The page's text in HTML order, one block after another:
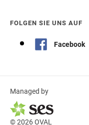
FOLGEN SIE UNS AUF
Facebook
Managed by
© 2026 OVAL